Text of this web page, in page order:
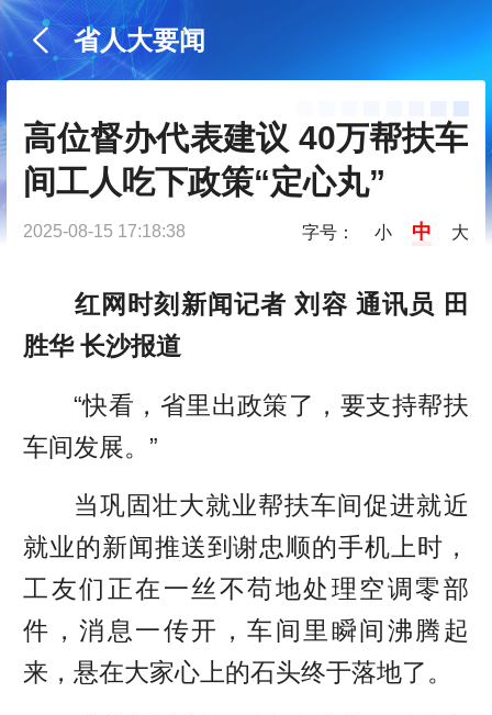
省人大要闻
高位督办代表建议 40万帮扶车
间工人吃下政策“定心丸”
2025-08-15 17:18:38 字号： 小 中 大
红网时刻新闻记者 刘容 通讯员 田
胜华 长沙报道
“快看，省里出政策了，要支持帮扶
车间发展。”
当巩固壮大就业帮扶车间促进就近
就业的新闻推送到谢忠顺的手机上时，
工友们正在一丝不苟地处理空调零部
件，消息一传开，车间里瞬间沸腾起
来，悬在大家心上的石头终于落地了。